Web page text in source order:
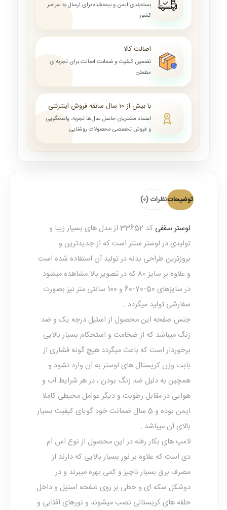
بسته‌بندی ایمن و بیمه‌شده برای ارسال به سراسر
کشور
اصالت کالا
تضمین کیفیت و ضمانت اصالت برای تجربه‌ای
مطمئن
با بیش از ۱۰ سال سابقه فروش اینترنتی
اعتماد مشتریان حاصل سال‌ها تجربه، پاسخگویی
و فروش تخصصی محصولات روشنایی
توضیحاتنظرات (0)
لوستر سقفی
کد 33652 از مدل های بسیار زیبا و
تولیدی در لوستر سنتر است که از جدیدترین و
بروزترین طراحی بدنه در تولید آن استفاده شده است
و علاوه بر سایز 80 که در تصویر بالا مشاهده میشود
در سایزهای 50-70-60 و 100 سانتی متر نیز بصورت
سفارشی تولید میگردد .
جنس صفحه این محصول از استیل درجه یک و ضد
زنگ میباشد که از ضخامت و استحکام بسیار بالایی
برخوردار است که باعث میگردد هیچ گونه فشاری از
بابت وزن کریستال های لوستر به آن وارد نشود و
همچین به دلیل ضد زنگ بودن ، در هر شرایط آب و
هوایی در مقابل رطوبت و دیگر عوامل محیطی کاملا
ایمن بوده و 5 سال ضمانت خود گویای کیفیت بسیار
بالای آن میباشد .
لامپ های بکار رفته در این محصول از نوع اس ام
دی است که علاوه بر نور بسیار بالایی که دارند از
مصرف برق بسیار ناچیز و کمی بهره میبرند و در
دوشکل سکه ای و خطی بر روی صفحه استیل و داخل
حلقه های کریستالی نصب میشوند و نورهای آفتابی و